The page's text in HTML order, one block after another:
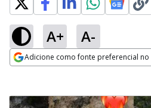
A+ A-
Adicione como fonte preferencial no